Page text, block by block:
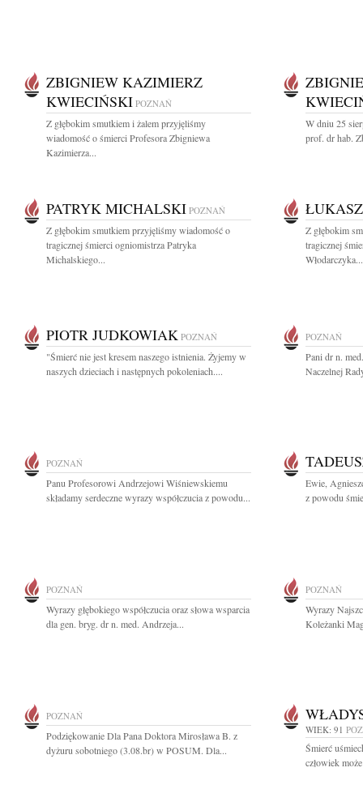
ZBIGNIEW KAZIMIERZ
KWIECIŃSKI POZNAŃ
Z głębokim smutkiem i żalem przyjęliśmy
wiadomość o śmierci Profesora Zbigniewa
Kazimierza...
W dniu 25
prof. dr hab.
PATRYK MICHALSKI POZNAŃ
Z głębokim smutkiem przyjęliśmy wiadomość o
tragicznej śmierci ogniomistrza Patryka
Michalskiego...
Z głębokim
tragicznej
Włodarczyka...
PIOTR JUDKOWIAK POZNAŃ
"Śmierć nie jest kresem naszego istnienia. Żyjemy w
naszych dzieciach i następnych pokoleniach....
POZNAŃ
Pani dr n.
Naczelnej
POZNAŃ
Panu Profesorowi Andrzejowi Wiśniewskiemu
składamy serdeczne wyrazy współczucia z powodu...
Ewie,
z powodu
POZNAŃ
Wyrazy głębokiego współczucia oraz słowa wsparcia
dla gen. bryg. dr n. med. Andrzeja...
POZNAŃ
Wyrazy
Koleżanki
POZNAŃ
Podziękowanie Dla Pana Doktora Mirosława B. z
dyżuru sobotniego (3.08.br) w POSUM. Dla...
WIEK: 91
Śmierć
człowiek